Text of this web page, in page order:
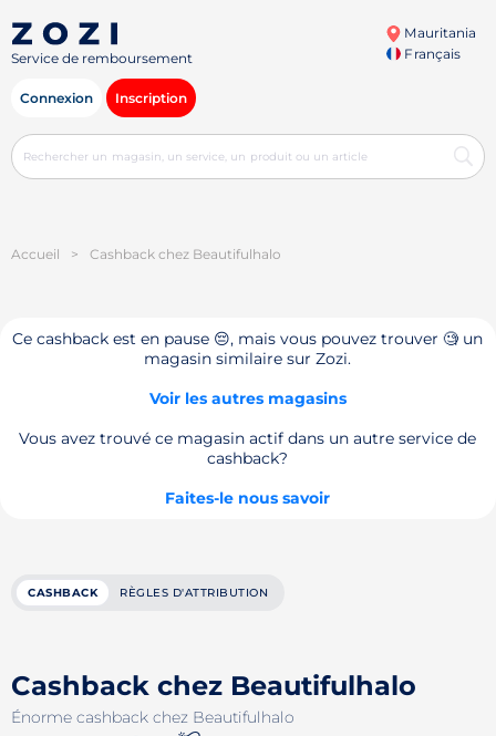
Service de remboursement
Mauritania
Français
Connexion Inscription
Accueil > Cashback chez Beautifulhalo
Ce cashback est en pause 😔, mais vous pouvez trouver 🧐 un
magasin similaire sur Zozi.
Voir les autres magasins
Vous avez trouvé ce magasin actif dans un autre service de
cashback?
Faites-le nous savoir
CASHBACK RÈGLES D'ATTRIBUTION
Cashback chez Beautifulhalo
Énorme cashback chez Beautifulhalo